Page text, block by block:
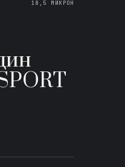
18,5 МИКРОН